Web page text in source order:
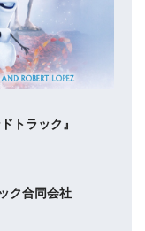
トラック』
ク合同会社